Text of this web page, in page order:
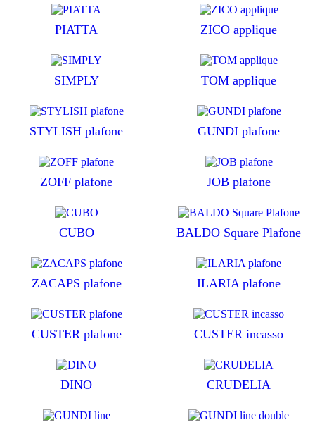
PIATTA ZICO applique
SIMPLY TOM applique
STYLISH plafone GUNDI plafone
ZOFF plafone JOB plafone
CUBO BALDO Square Plafone
ZACAPS plafone ILARIA plafone
CUSTER plafone CUSTER incasso
DINO CRUDELIA